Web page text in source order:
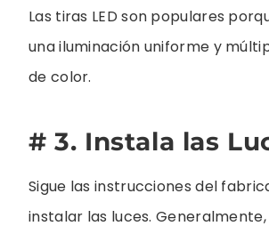
Las tiras LED son populares
una iluminación uniforme y
de color.
# 3. Instala las
Sigue las instrucciones del
instalar las luces.